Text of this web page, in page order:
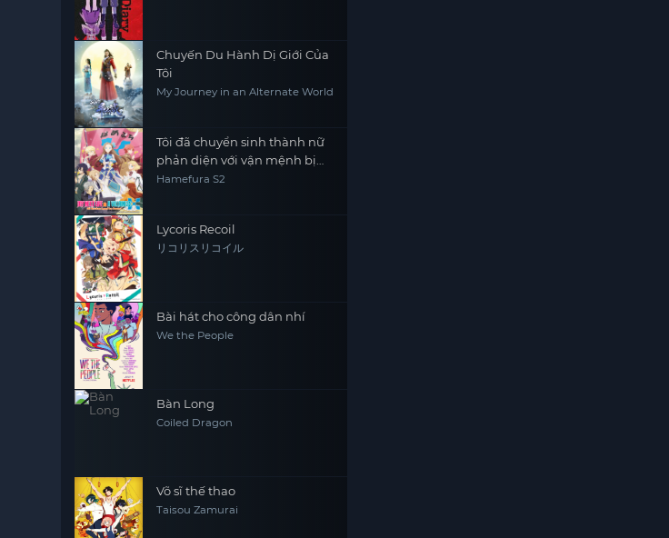
Chuyến Du Hành Dị Giới Của
Tôi
My Journey in an Alternate World
Tôi đã chuyển sinh thành nữ
phản diện với vận mệnh bị
điềm báo tử ám X
Hamefura S2
Lycoris Recoil
リコリスリコイル
Bài hát cho công dân nhí
We the People
Bàn Long
Coiled Dragon
Võ sĩ thế thao
Taisou Zamurai